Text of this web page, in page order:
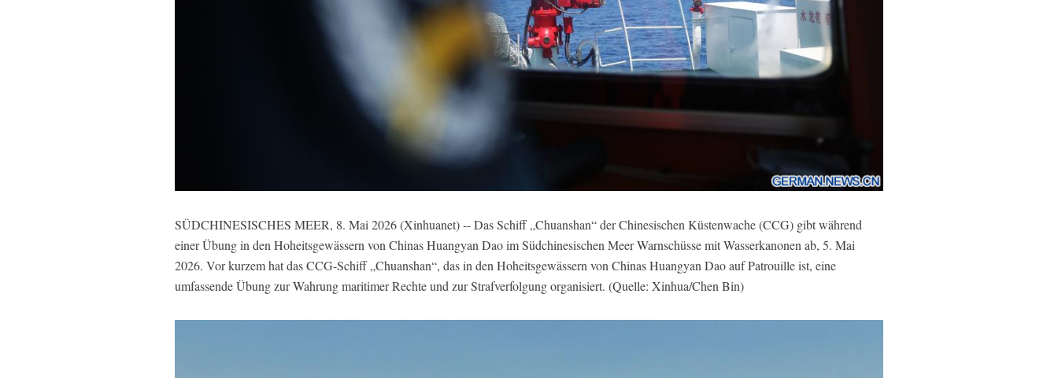
SÜDCHINESISCHES MEER, 8. Mai 2026 (Xinhuanet) -- Das Schiff „Chuanshan“ der Chinesischen Küstenwache (CCG) gibt während
einer Übung in den Hoheitsgewässern von Chinas Huangyan Dao im Südchinesischen Meer Warnschüsse mit Wasserkanonen ab, 5. Mai
2026. Vor kurzem hat das CCG-Schiff„Chuanshan“, das in den Hoheitsgewässern von Chinas Huangyan Dao auf Patrouille ist, eine
umfassende Übung zur Wahrung maritimer Rechte und zur Strafverfolgung organisiert. (Quelle: Xinhua/Chen Bin)